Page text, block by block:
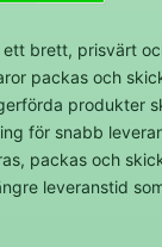
ett brett, prisvärt
packas och
produkter
för snabb
packas och
leveranstid